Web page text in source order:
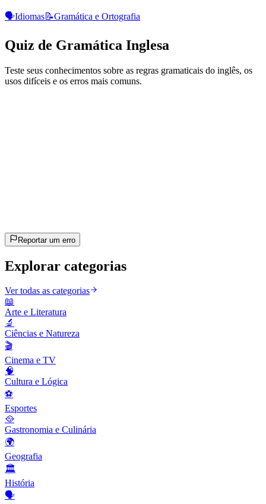
🗣️Idiomas📝Gramática e Ortografia
Quiz de Gramática Inglesa
Teste seus conhecimentos sobre as regras gramaticais do inglês, os
usos difíceis e os erros mais comuns.
Reportar um erro
Explorar categorias
Ver todas as categorias
📖
Arte e Literatura
🔬
Ciências e Natureza
🎬
Cinema e TV
🧠
Cultura e Lógica
⚽
Esportes
🥘
Gastronomia e Culinária
🌍
Geografia
🏛️
História
🗣️